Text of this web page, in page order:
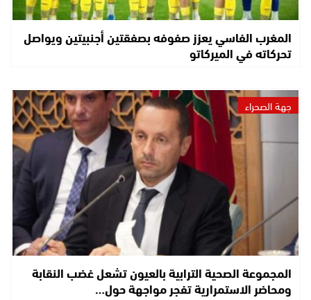
المغرب الفاسي يعزز صفوفه بصفقتين أجنبيتين ويواصل
تحركاته في الميركاتو
جهة الصحراء
المجموعة الصحية الترابية بالعيون تشعل غضب النقابة
ومحاضر الاستمرارية تفجر مواجهة حول…